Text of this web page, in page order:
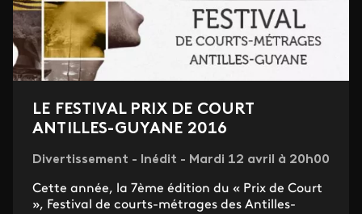
LE FESTIVAL PRIX DE COURT
ANTILLES-GUYANE 2016
Divertissement - Inédit - Mardi 12 avril à 20h00
Cette année, la 7ème édition du « Prix de Court
», Festival de courts-métrages des Antilles-